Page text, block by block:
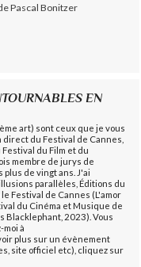
Pascal Bonitzer
EN
art) sont ceux que je vous
du Festival de Cannes,
du Film et du
membre de jurys de
de vingt ans. J'ai
parallèles, Éditions du
Festival de Cannes (L'amor
du Cinéma et Musique de
Blacklephant, 2023). Vous
à
plus sur un évènement
site officiel etc), cliquez sur